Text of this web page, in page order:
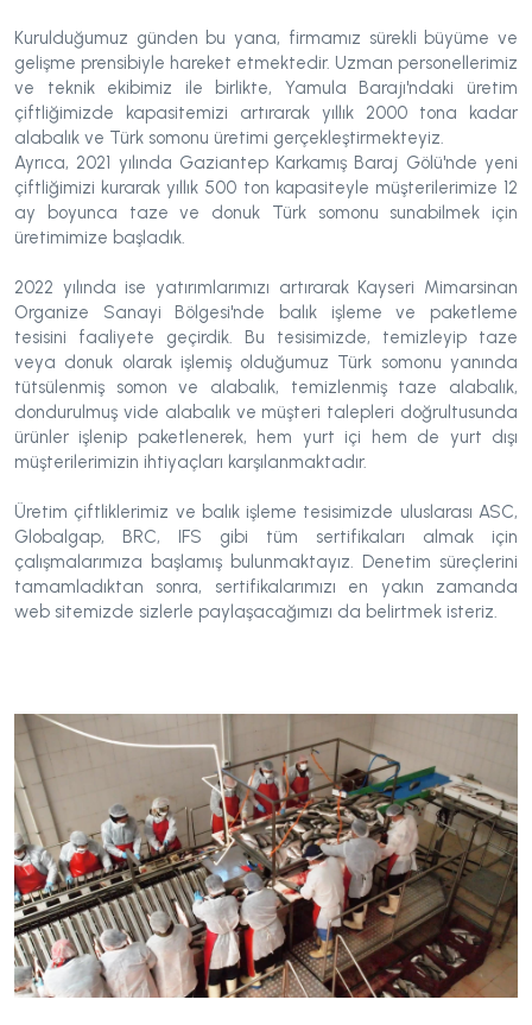
Kurulduğumuz günden bu yana, firmamız sürekli büyüme ve
gelişme prensibiyle hareket etmektedir. Uzman personellerimiz
ve teknik ekibimiz ile birlikte, Yamula Barajı'ndaki üretim
çiftliğimizde kapasitemizi artırarak yıllık 2000 tona kadar
alabalık ve Türk somonu üretimi gerçekleştirmekteyiz.
Ayrıca, 2021 yılında Gaziantep Karkamış Baraj Gölü'nde yeni
çiftliğimizi kurarak yıllık 500 ton kapasiteyle müşterilerimize 12
ay boyunca taze ve donuk Türk somonu sunabilmek için
üretimimize başladık.
2022 yılında ise yatırımlarımızı artırarak Kayseri Mimarsinan
Organize Sanayi Bölgesi'nde balık işleme ve paketleme
tesisini faaliyete geçirdik. Bu tesisimizde, temizleyip taze
veya donuk olarak işlemiş olduğumuz Türk somonu yanında
tütsülenmiş somon ve alabalık, temizlenmiş taze alabalık,
dondurulmuş vide alabalık ve müşteri talepleri doğrultusunda
ürünler işlenip paketlenerek, hem yurt içi hem de yurt dışı
müşterilerimizin ihtiyaçları karşılanmaktadır.
Üretim çiftliklerimiz ve balık işleme tesisimizde uluslarası ASC,
Globalgap, BRC, IFS gibi tüm sertifikaları almak için
çalışmalarımıza başlamış bulunmaktayız. Denetim süreçlerini
tamamladıktan sonra, sertifikalarımızı en yakın zamanda
web sitemizde sizlerle paylaşacağımızı da belirtmek isteriz.